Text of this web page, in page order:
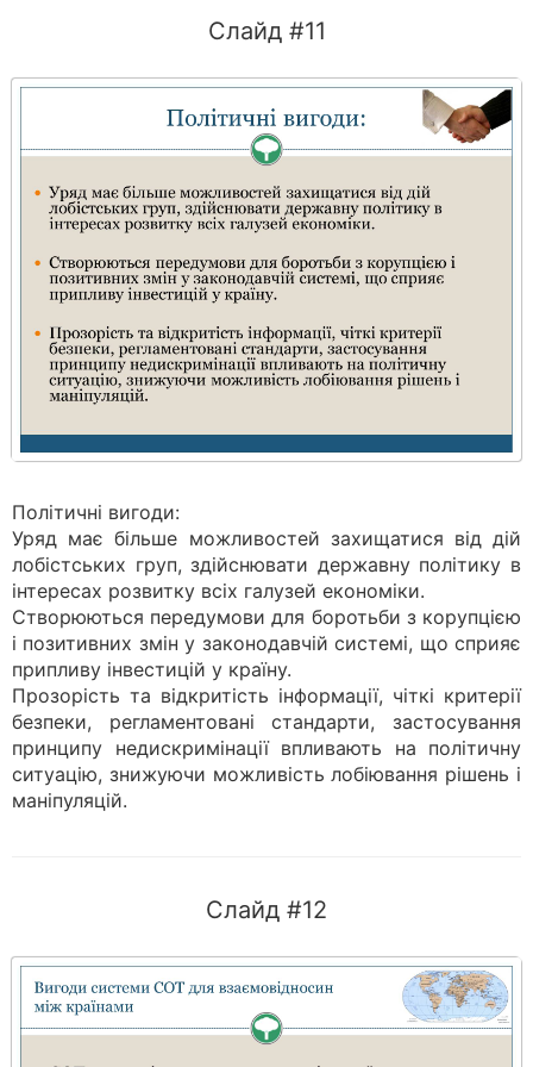
Слайд #11
Політичні вигоди:
Уряд має більше можливостей захищатися від дій
лобістських груп, здійснювати державну політику в
інтересах розвитку всіх галузей економіки.
Створюються передумови для боротьби з корупцією
і позитивних змін у законодавчій системі, що сприяє
припливу інвестицій у країну.
Прозорість та відкритість інформації, чіткі критерії
безпеки, регламентовані стандарти, застосування
принципу недискримінації впливають на політичну
ситуацію, знижуючи можливість лобіювання рішень і
маніпуляцій.
Слайд #12